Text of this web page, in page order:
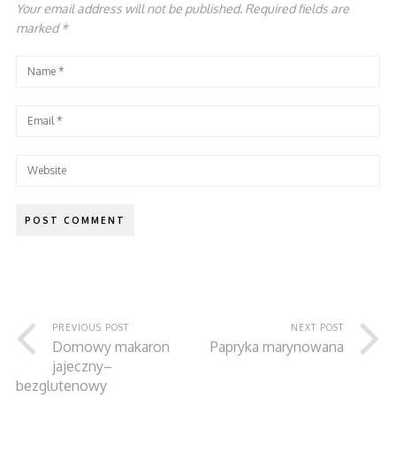
Your email address will not be published. Required fields are
marked*
PREVIOUS POST
Domowy makaron
jajeczny–
bezglutenowy
NEXT POST
Papryka marynowana